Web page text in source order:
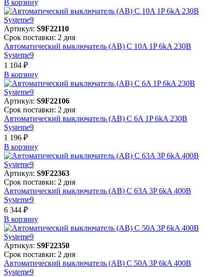
В корзинy
Артикул: S9F22110
Срок поставки: 2 дня
Автоматический выключатель (АВ) C 10A 1P 6kA 230В
Systeme9
1 104 ₽
В корзинy
Артикул: S9F22106
Срок поставки: 2 дня
Автоматический выключатель (АВ) C 6A 1P 6kA 230В
Systeme9
1 196 ₽
В корзинy
Артикул: S9F22363
Срок поставки: 2 дня
Автоматический выключатель (АВ) C 63A 3P 6kA 400В
Systeme9
6 344 ₽
В корзинy
Артикул: S9F22350
Срок поставки: 2 дня
Автоматический выключатель (АВ) C 50A 3P 6kA 400В
Systeme9